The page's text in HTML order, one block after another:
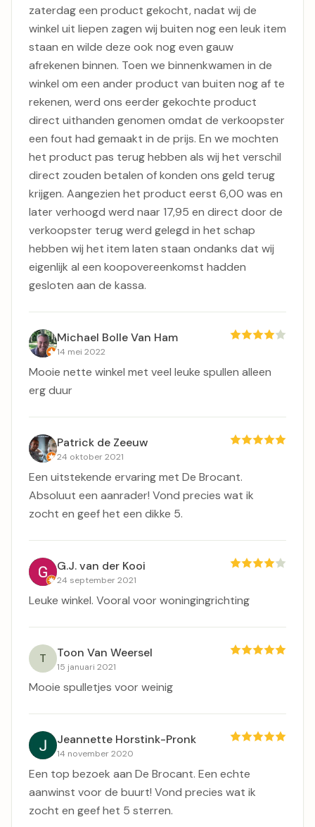
zaterdag een product gekocht, nadat wij de
winkel uit liepen zagen wij buiten nog een leuk item
staan en wilde deze ook nog even gauw
afrekenen binnen. Toen we binnenkwamen in de
winkel om een ander product van buiten nog af te
rekenen, werd ons eerder gekochte product
direct uithanden genomen omdat de verkoopster
een fout had gemaakt in de prijs. En we mochten
het product pas terug hebben als wij het verschil
direct zouden betalen of konden ons geld terug
krijgen. Aangezien het product eerst 6,00 was en
later verhoogd werd naar 17,95 en direct door de
verkoopster terug werd gelegd in het schap
hebben wij het item laten staan ondanks dat wij
eigenlijk al een koopovereenkomst hadden
gesloten aan de kassa.
Michael Bolle Van Ham
14 mei 2022
Mooie nette winkel met veel leuke spullen alleen
erg duur
Patrick de Zeeuw
24 oktober 2021
Een uitstekende ervaring met De Brocant.
Absoluut een aanrader! Vond precies wat ik
zocht en geef het een dikke 5.
G.J. van der Kooi
24 september 2021
Leuke winkel. Vooral voor woningingrichting
T Toon Van Weersel
15 januari 2021
Mooie spulletjes voor weinig
Jeannette Horstink-Pronk
14 november 2020
Een top bezoek aan De Brocant. Een echte
aanwinst voor de buurt! Vond precies wat ik
zocht en geef het 5 sterren.